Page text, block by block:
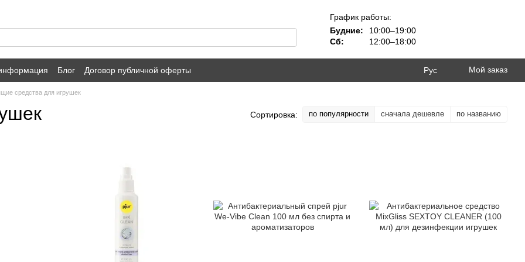
График работы:
Будние:
10:00–19:00
Сб:
12:00–18:00
Блог Договор публичной оферты Рус Мой заказ
средства для игрушек
Сортировка: по популярности сначала дешевле по названию